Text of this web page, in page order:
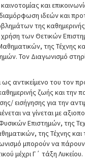
και
ιδεών και
της
χρήση των Θετικών
της Τέχνης
Τον Διαγωνισμό
αντικείμενο του τον
ζωής και την
εισήγησης για την
να γίνεται με
Επιστημών, της
της Τέχνης
μπορούν να
μέχρι Γ΄ τάξη Λυκείου.